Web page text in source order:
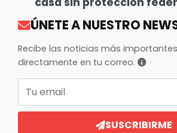
ÚNETE A NUESTRO
Recibe las noticias más
directamente en tu correo.
SUSCRIBIRME